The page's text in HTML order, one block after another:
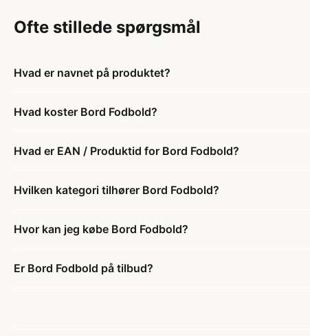
Ofte stillede spørgsmål
Hvad er navnet på produktet?
Hvad koster Bord Fodbold?
Hvad er EAN / Produktid for Bord Fodbold?
Hvilken kategori tilhører Bord Fodbold?
Hvor kan jeg købe Bord Fodbold?
Er Bord Fodbold på tilbud?